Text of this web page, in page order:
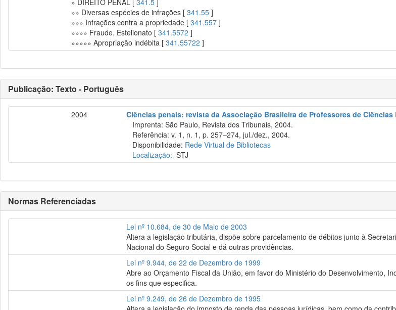
» DIREITO PENAL [341.5 ]
»» Diversas espécies de infrações [341.55 ]
»»» Infrações contra a propriedade [341.557 ]
»»»» Fraude. Estelionato [341.5572 ]
»»»»» Apropriação indébita [341.55722 ]
Publicação: Texto - Português
2004
Ciências penais: revista da Associação Brasileira de Professores de Ciências
Imprenta: São Paulo, Revista dos Tribunais, 2004.
Referência: v. 1, n. 1, p. 257–274, jul./dez., 2004.
Disponibilidade: Rede Virtual de Bibliotecas
Localização: STJ
Normas Referenciadas
Lei nº 10.684, de 30 de Maio de 2003
Altera a legislação tributária, dispõe sobre parcelamento de débitos junto à
Nacional do Seguro Social e dá outras providências.
Lei nº 9.944, de 22 de Dezembro de 1999
Abre ao Orçamento Fiscal da União, em favor do Ministério do Desenvolvimento,
os fins que especifica.
Lei nº 9.249, de 26 de Dezembro de 1995